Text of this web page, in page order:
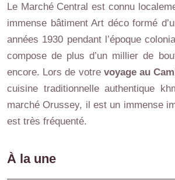
Le Marché Central est connu
immense bâtiment Art déco formé
années 1930 pendant l’époque
compose de plus d’un millier de
encore. Lors de votre voyage au
cuisine traditionnelle authentique
marché Orussey, il est un immense
est très fréquenté.
À la une